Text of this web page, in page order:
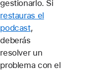
gestionarlo. Si
restauras el
podcast,
deberás
resolver un
problema con el